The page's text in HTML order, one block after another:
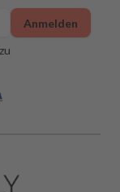
zu
Anmelden